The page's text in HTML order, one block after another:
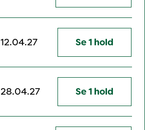
12.04.27 Se 1 hold
28.04.27 Se 1 hold